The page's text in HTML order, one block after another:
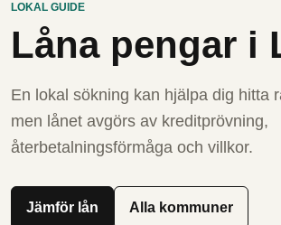
LOKAL GUIDE
Låna pengar i
En lokal sökning kan hjälpa dig hitta
men lånet avgörs av kreditprövning,
återbetalningsförmåga och villkor.
Jämför lån Alla kommuner